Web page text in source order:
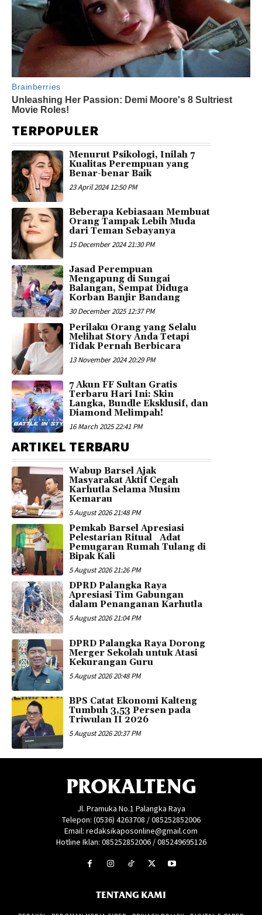
TERPOPULER
Menurut Psikologi, Inilah 7
Kualitas Perempuan yang
Benar-benar Baik
23 April 2024 12:50 PM
Beberapa Kebiasaan Membuat
Orang Tampak Lebih Muda
dari Teman Sebayanya
15 December 2024 21:30 PM
Jasad Perempuan
Mengapung di Sungai
Balangan, Sempat Diduga
Korban Banjir Bandang
30 December 2025 12:37 PM
Perilaku Orang yang Selalu
Melihat Story Anda Tetapi
Tidak Pernah Berbicara
13 November 2024 20:29 PM
7 Akun FF Sultan Gratis
Terbaru Hari Ini: Skin
Langka, Bundle Eksklusif, dan
Diamond Melimpah!
16 March 2025 22:41 PM
ARTIKEL TERBARU
Wabup Barsel Ajak
Masyarakat Aktif Cegah
Karhutla Selama Musim
Kemarau
5 August 2026 21:48 PM
Pemkab Barsel Apresiasi
Pelestarian Ritual Adat
Pemugaran Rumah Tulang di
Bipak Kali
5 August 2026 21:26 PM
DPRD Palangka Raya
Apresiasi Tim Gabungan
dalam Penanganan Karhutla
5 August 2026 21:04 PM
DPRD Palangka Raya Dorong
Merger Sekolah untuk Atasi
Kekurangan Guru
5 August 2026 20:48 PM
BPS Catat Ekonomi Kalteng
Tumbuh 3,53 Persen pada
Triwulan II 2026
5 August 2026 20:37 PM
PROKALTENG
Jl. Pramuka No.1 Palangka Raya
Telepon: (0536) 4263708 / 085252852006
Email: redaksikaposonline@gmail.com
Hotline Iklan: 085252852006 / 085249695126
TENTANG KAMI